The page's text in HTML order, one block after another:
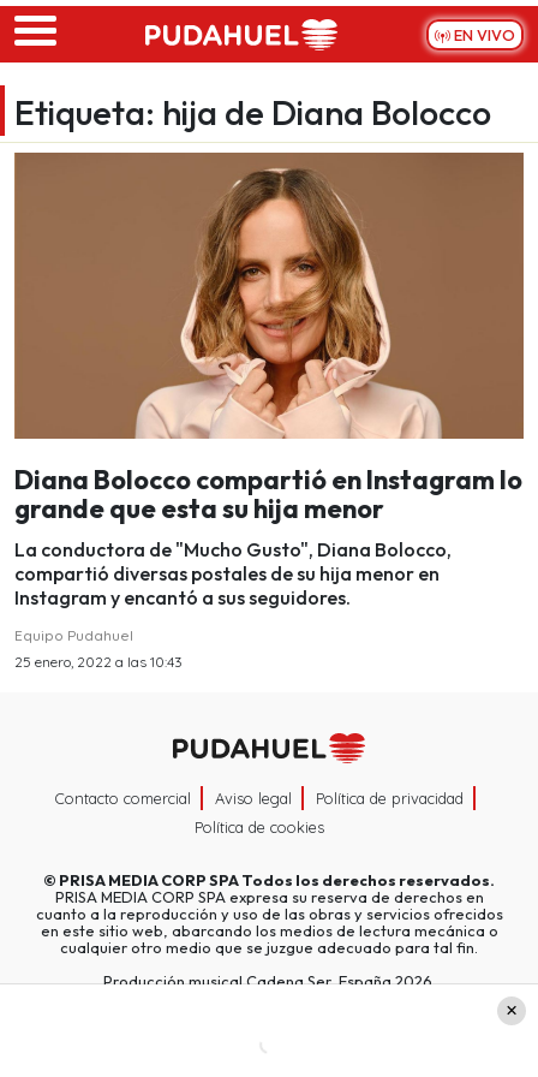
Skip to main content
EN VIVO
Etiqueta: hija de Diana Bolocco
Diana Bolocco compartió en Instagram lo
grande que esta su hija menor
La conductora de "Mucho Gusto", Diana Bolocco,
compartió diversas postales de su hija menor en
Instagram y encantó a sus seguidores.
Equipo Pudahuel
25 enero, 2022 a las 10:43
Contacto comercial Aviso legal
Política de privacidad
Política de cookies
© PRISA MEDIA CORP SPATodos los derechos reservados.
PRISA MEDIA CORP SPA expresa su reserva de derechos en
cuanto a la reproducción y uso de las obras y servicios ofrecidos
en este sitio web, abarcando los medios de lectura mecánica o
cualquier otro medio que se juzgue adecuado para tal fin.
Producción musical Cadena Ser, España 2026.